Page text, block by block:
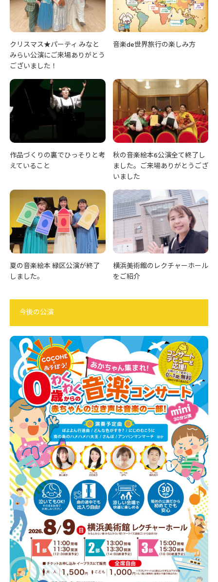
クリスマス★パーティ みなと
みらい公演にご来場ありがとう
ございました！
音楽de世界旅行の楽しみ方
作品づくりの裏でひっそりと考
えていること
秋の音楽絵本6公演全て終了し
ました。ご来場ありがとうござ
いました
夏の音楽絵本 緑区公演が終了
しました。
横浜美術館のレクチャーホール
をご紹介
今後の公演